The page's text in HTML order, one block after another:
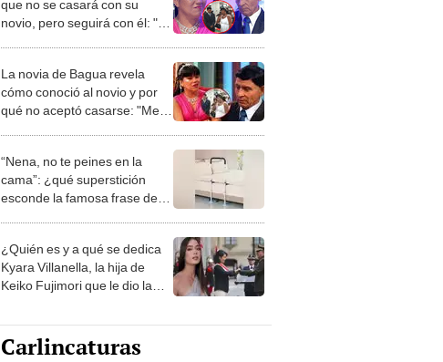
que no se casará con su
novio, pero seguirá con él: "Lo
La novia de Bagua revela
cómo conoció al novio y por
qué no aceptó casarse: "Me
“Nena, no te peines en la
cama”: ¿qué superstición
esconde la famosa frase de
¿Quién es y a qué se dedica
Kyara Villanella, la hija de
Keiko Fujimori que le dio la
Carlincaturas